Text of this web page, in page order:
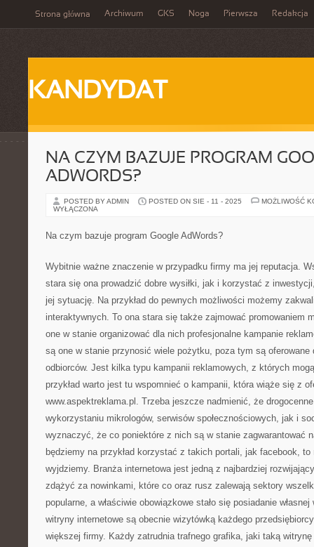
Strona główna Archiwum GKS Noga Pierwsza Redakcja
KANDYDAT
NA CZYM BAZUJE PROGRAM
ADWORDS?
POSTED BY ADMIN POSTED ON SIE - 11 - 2025
MOŻLIWOŚĆ
WYŁĄCZONA
Na czym bazuje program Google AdWords?
Wybitnie ważne znaczenie w przypadku firmy ma jej reputacja.
stara się ona prowadzić dobre wysiłki, jak i korzystać z
jej sytuację. Na przykład do pewnych możliwości możemy
interaktywnych. To ona stara się także zajmować promowaniem
one w stanie organizować dla nich profesjonalne kampanie
są one w stanie przynosić wiele pożytku, poza tym są oferowane
odbiorców. Jest kilka typu kampanii reklamowych, z których
przykład warto jest tu wspomnieć o kampanii, która wiąże się z
www.aspektreklama.pl. Trzeba jeszcze nadmienić, że
wykorzystaniu mikrologów, serwisów społecznościowych, jak i
wyznaczyć, że co poniektóre z nich są w stanie zagwarantować
będziemy na przykład korzystać z takich portali, jak facebook, to
wyjdziemy. Branża internetowa jest jedną z najbardziej
zdążyć za nowinkami, które co oraz rusz zalewają sektory
popularne, a właściwie obowiązkowe stało się posiadanie
witryny internetowe są obecnie wizytówką każdego
większej firmy. Każdy zatrudnia trafnego grafika, jaki taką